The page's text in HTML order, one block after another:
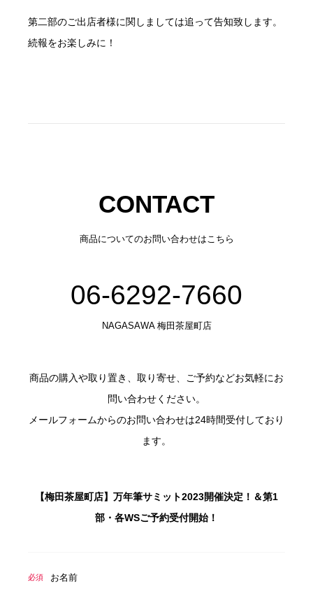
第二部のご出店者様に関しましては追って告知致します。
続報をお楽しみに！
CONTACT
商品についてのお問い合わせはこちら
06-6292-7660
NAGASAWA 梅田茶屋町店
商品の購入や取り置き、取り寄せ、ご予約などお気軽にお
問い合わせください。
メールフォームからのお問い合わせは24時間受付しており
ます。
【梅田茶屋町店】万年筆サミット2023開催決定！＆第1
部・各WSご予約受付開始！
必須 お名前